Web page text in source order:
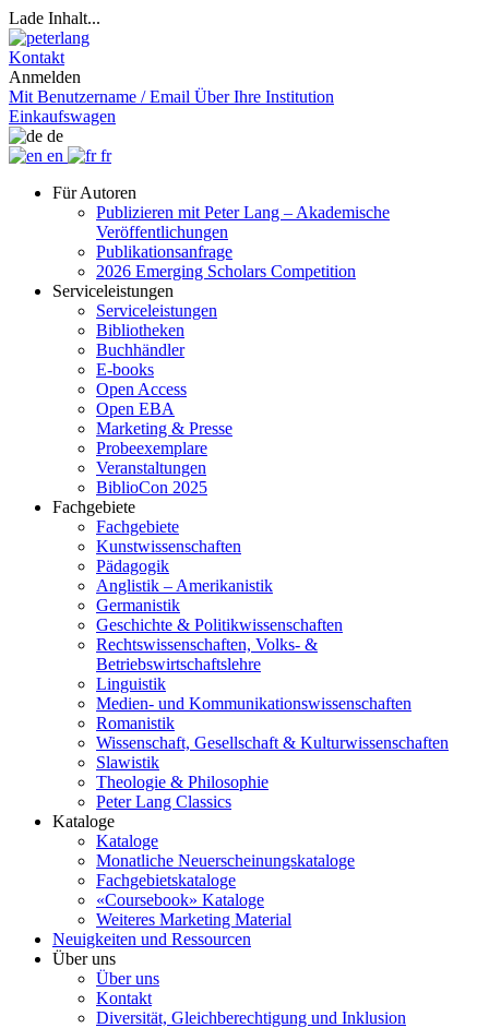
Lade Inhalt...
Kontakt
Anmelden
Mit Benutzername / Email Über Ihre Institution
Einkaufswagen
de
en
fr
Für Autoren
Publizieren mit Peter Lang – Akademische
Veröffentlichungen
Publikationsanfrage
2026 Emerging Scholars Competition
Serviceleistungen
Serviceleistungen
Bibliotheken
Buchhändler
E-books
Open Access
Open EBA
Marketing & Presse
Probeexemplare
Veranstaltungen
BiblioCon 2025
Fachgebiete
Fachgebiete
Kunstwissenschaften
Pädagogik
Anglistik – Amerikanistik
Germanistik
Geschichte & Politikwissenschaften
Rechtswissenschaften, Volks- &
Betriebswirtschaftslehre
Linguistik
Medien- und Kommunikationswissenschaften
Romanistik
Wissenschaft, Gesellschaft & Kulturwissenschaften
Slawistik
Theologie & Philosophie
Peter Lang Classics
Kataloge
Kataloge
Monatliche Neuerscheinungskataloge
Fachgebietskataloge
«Coursebook» Kataloge
Weiteres Marketing Material
Neuigkeiten und Ressourcen
Über uns
Über uns
Kontakt
Diversität, Gleichberechtigung und Inklusion